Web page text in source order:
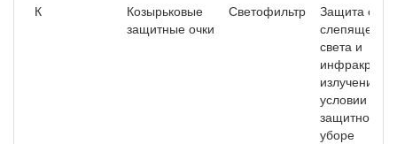
К
Козырьковые
защитные очки
Светофильтр
Защита
слепящей
света и
излучения
условии
защитном
уборе